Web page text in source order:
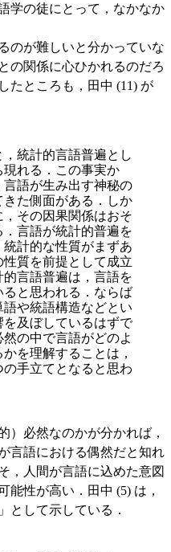
学の徒にとって，なかなか
のが難しいと分かっていな
の関係に心ひかれるのだろ
たところも，田中 (11) が
統計的言語普遍とし
れる．この事実か
語が生み出す神秘の
た側面がある．しか
その因果関係はおそ
言語が統計的普遍を
計的な性質がまずあ
質を前提として成立
言語普遍は，言語を
と思われる．ならば
や統語構造などとい
及ぼしているはずで
の中で言語がどのよ
を理解することは，
手立てとなると思わ
必然なのかが分かれば，
言語における偶然だと知れ
，人間が言語に込めた意図
能性が高い．田中 (5) は，
として示している．